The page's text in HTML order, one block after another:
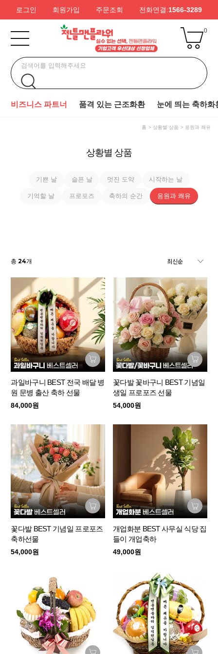
로그인 회원가입 주문조회 전화연결:1566-3289
0
비즈니스 파트너 품격 있는 근조화환 눈에 띄는 축하화
홈 상황별 상품 응원과 쾌유
상황별 상품
기쁜 날 슬픈 날 멋진 도약 시작하는 날
기억할 날 프로포즈 축하의 순간 응원과 쾌유
총24개
과일바구니 BEST 전국 배달 병
원 문병 출산 축하 선물
84,000원
꽃다발 꽃바구니 BEST 기념일
생일 프로포즈 선물
54,000원
꽃다발 BEST 기념일 프로포즈
축하선물
54,000원
개업화분 BEST 사무실 식당 집
들이 개업축하
49,000원